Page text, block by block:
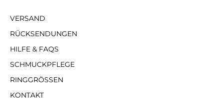
VERSAND
RÜCKSENDUNGEN
HILFE & FAQS
SCHMUCKPFLEGE
RINGGRÖSSEN
KONTAKT